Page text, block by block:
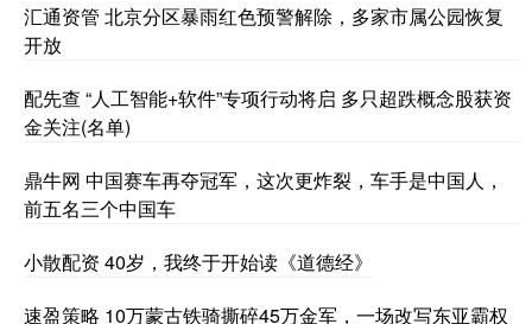
汇通资管 北京分区暴雨红色预警解除，多家市属公园恢复
开放
配先查 “人工智能+软件”专项行动将启 多只超跌概念股获资
金关注(名单)
鼎牛网 中国赛车再夺冠军，这次更炸裂，车手是中国人，
前五名三个中国车
小散配资 40岁，我终于开始读《道德经》
速盈策略 10万蒙古铁骑撕碎45万金军，一场改写东亚霸权